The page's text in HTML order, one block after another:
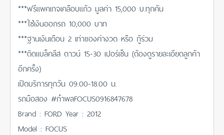
***ฟรีแพคเกจเคลือบแก้ว มูลค่า 15,000 บ.ทุกคัน
***ใช้เงินออกรถ 10,000 บาท
***ฐานเงินเดือน 2 เท่าของค่างวด หรือ กู้ร่วม
***ติดแบล็คลีส ดาวน์ 15-30 เปอร์เซ็น (ต้องดูรายละเอียดลูกค้า
อีกครั้ง)
เปิดบริการทุกวัน 09.00-18.00 น.
รถมือสอง #กำพลFOCUS0916847678
Brand : FORD Year : 2012
Model : FOCUS